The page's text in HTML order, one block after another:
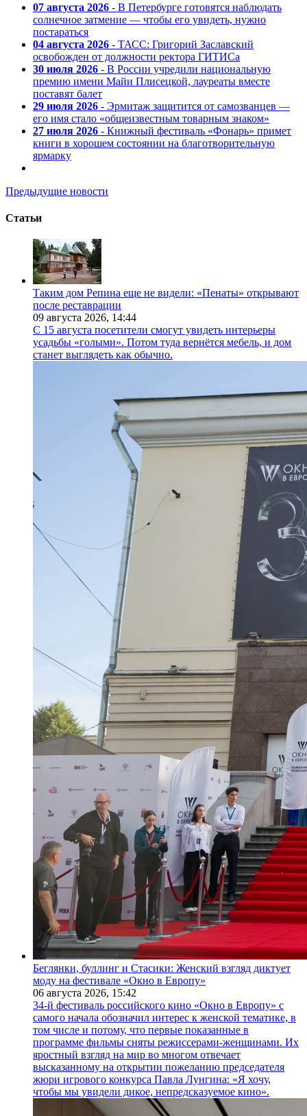
07 августа 2026 - В Петербурге готовятся наблюдать
солнечное затмение — чтобы его увидеть, нужно
постараться
04 августа 2026 - ТАСС: Григорий Заславский
освобожден от должности ректора ГИТИСа
30 июля 2026 - В России учредили национальную
премию имени Майи Плисецкой, лауреаты вместе
поставят балет
29 июля 2026 - Эрмитаж защитится от самозванцев —
его имя стало «общеизвестным товарным знаком»
27 июля 2026 - Книжный фестиваль «Фонарь» примет
книги в хорошем состоянии на благотворительную
ярмарку
Предыдущие новости
Статьи
Таким дом Репина еще не видели: «Пенаты» открывают
после реставрации
09 августа 2026, 14:44
С 15 августа посетители смогут увидеть интерьеры
усадьбы «голыми». Потом туда вернётся мебель, и дом
станет выглядеть как обычно.
Беглянки, буллинг и Стасики: Женский взгляд диктует
моду на фестивале «Окно в Европу»
06 августа 2026, 15:42
34-й фестиваль российского кино «Окно в Европу» с
самого начала обозначил интерес к женской тематике, в
том числе и потому, что первые показанные в
программе фильмы сняты режиссерами-женщинами. Их
яростный взгляд на мир во многом отвечает
высказанному на открытии пожеланию председателя
жюри игрового конкурса Павла Лунгина: «Я хочу,
чтобы мы увидели дикое, непредсказуемое кино».